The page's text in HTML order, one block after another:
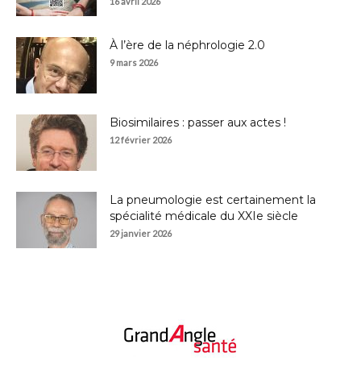
À l’ère de la néphrologie 2.0
9 mars 2026
Biosimilaires : passer aux actes !
12 février 2026
La pneumologie est certainement la
spécialité médicale du XXIe siècle
29 janvier 2026